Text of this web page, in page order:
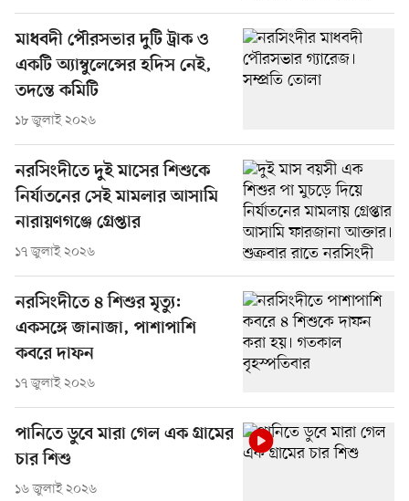
মাধবদী পৌরসভার দুটি ট্রাক ও
একটি অ্যাম্বুলেন্সের হদিস নেই,
তদন্তে কমিটি
১৮ জুলাই ২০২৬
নরসিংদীতে দুই মাসের শিশুকে
নির্যাতনের সেই মামলার আসামি
নারায়ণগঞ্জে গ্রেপ্তার
১৭ জুলাই ২০২৬
নরসিংদীতে ৪ শিশুর মৃত্যু:
একসঙ্গে জানাজা, পাশাপাশি
কবরে দাফন
১৭ জুলাই ২০২৬
পানিতে ডুবে মারা গেল এক গ্রামের
চার শিশু
১৬ জুলাই ২০২৬